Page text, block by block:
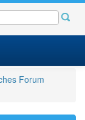
Forum